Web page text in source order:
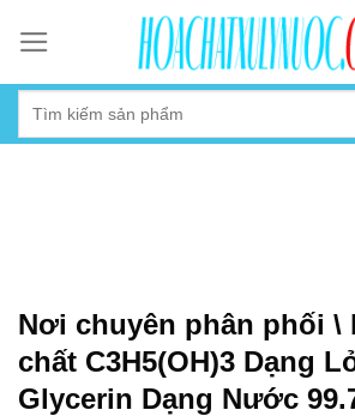
content
Nơi chuyên phân phối \
chất C3H5(OH)3 Dạng
Glycerin Dạng Nước